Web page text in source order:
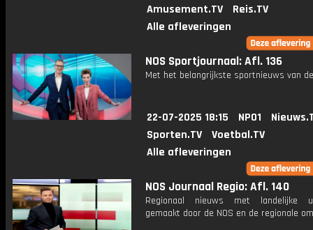
Amusement.TV
Reis.TV
Alle afleveringen
NOS Sportjournaal: Afl. 136
Met het belangrijkste sportnieuws van
22-07-2025 18:15 NPO1
Sporten.TV
Voetbal.TV
Alle afleveringen
NOS Journaal Regio: Afl. 140
Regionaal nieuws met landelijke
gemaakt door de NOS en de regionale